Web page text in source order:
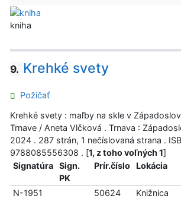
kniha
9. Krehké svety
Požičať
Krehké svety : maľby na skle v
Trnave / Aneta Vlčková . Trnava :
2024 . 287 strán, 1 nečíslovaná strana .
9788085556308 . [1, z toho voľných 1]
Signatúra
Sign.
PK
Prír.číslo Lokácia
N-1951 50624
Knižnica